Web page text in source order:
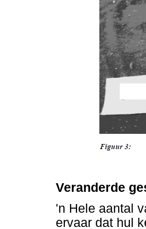
Veranderde
'n Hele aantal
ervaar dat hul